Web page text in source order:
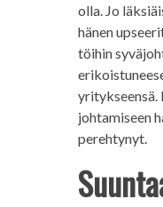
olla. Jo
hänen
töihin
yritykseensä.
johtamiseen
perehtynyt.